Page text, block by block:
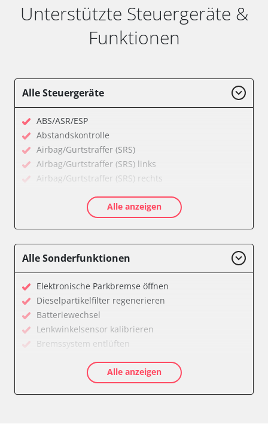
Unterstützte Steuergeräte &
Funktionen
Alle Steuergeräte
ABS/ASR/ESP
Abstandskontrolle
Airbag/Gurtstraffer (SRS)
Airbag/Gurtstraffer (SRS) links
Airbag/Gurtstraffer (SRS) rechts
Allradelektronik
Anhängersteuergerät
Diagnoseschnittstelle (EOBD/OBDII)
Einparkhilfe
Einparkhilfe Lenkhilfe
Einstiegshilfe Beifahrer
Einstiegshilfe Fahrer
Fahrererkennung
Fahrtrichtungskamera
Fernlichtassistent
Alle anzeigen
Alle Sonderfunktionen
Elektronische Parkbremse öffnen
Dieselpartikelfilter regenerieren
Batteriewechsel
Lenkwinkelsensor kalibrieren
Bremssystem entlüften
AGR Ventil anlernen
Luftmassenmesser anlernen
Alle anzeigen